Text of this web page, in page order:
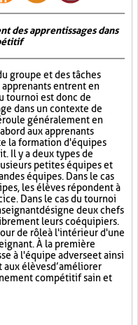
des apprentissages dans
groupe et des tâches
apprenants entrent en
tournoi est donc de
dans un contexte de
généralement en
aux apprenants
la formation d'équipes
Il y a deux types de
petites équipes et
équipes. Dans le cas
les élèves répondent à
Dans le cas du tournoi
désigne deux chefs
leurs coéquipiers.
de rôle à l'intérieur d'une
À la première
à l'équipe adverse et ainsi
aux élèves d’améliorer
compétitif sain et